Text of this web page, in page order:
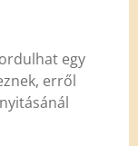
egy
erről